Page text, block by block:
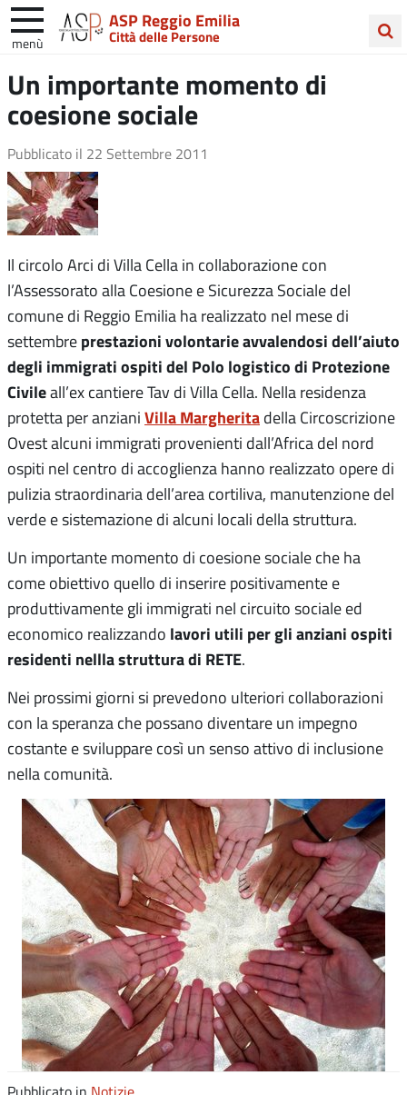
ASP Reggio Emilia
Città delle Persone
menù
nel
sito
Un importante momento di
coesione sociale
Pubblicato il 22 Settembre 2011
Il circolo Arci di Villa Cella in collaborazione con
l’Assessorato alla Coesione e Sicurezza Sociale del
comune di Reggio Emilia ha realizzato nel mese di
settembre prestazioni volontarie avvalendosi dell’aiuto
degli immigrati ospiti del Polo logistico di Protezione
Civileall’ex cantiere Tav di Villa Cella. Nella residenza
protetta per anziani Villa Margherita della Circoscrizione
Ovest alcuni immigrati provenienti dall’Africa del nord
ospiti nel centro di accoglienza hanno realizzato opere di
pulizia straordinaria dell’area cortiliva, manutenzione del
verde e sistemazione di alcuni locali della struttura.
Un importante momento di coesione sociale che ha
come obiettivo quello di inserire positivamente e
produttivamente gli immigrati nel circuito sociale ed
economico realizzando lavori utili per gli anziani ospiti
residenti nellla struttura di RETE.
Nei prossimi giorni si prevedono ulteriori collaborazioni
con la speranza che possano diventare un impegno
costante e sviluppare così un senso attivo di inclusione
nella comunità.